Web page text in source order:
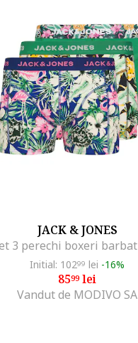
JACK & JONES
Initial: 10299 lei -16%
8599lei
Vandut de MODIVO SA